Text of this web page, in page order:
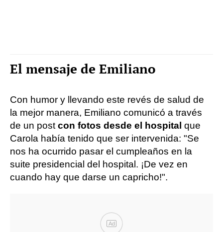
El mensaje de Emiliano
Con humor y llevando este revés de salud de
la mejor manera, Emiliano comunicó a través
de un post con fotos desde el hospital que
Carola había tenido que ser intervenida: "Se
nos ha ocurrido pasar el cumpleaños en la
suite presidencial del hospital. ¡De vez en
cuando hay que darse un capricho!".
Ad